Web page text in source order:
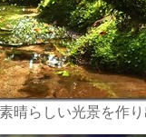
晴らしい光景を作